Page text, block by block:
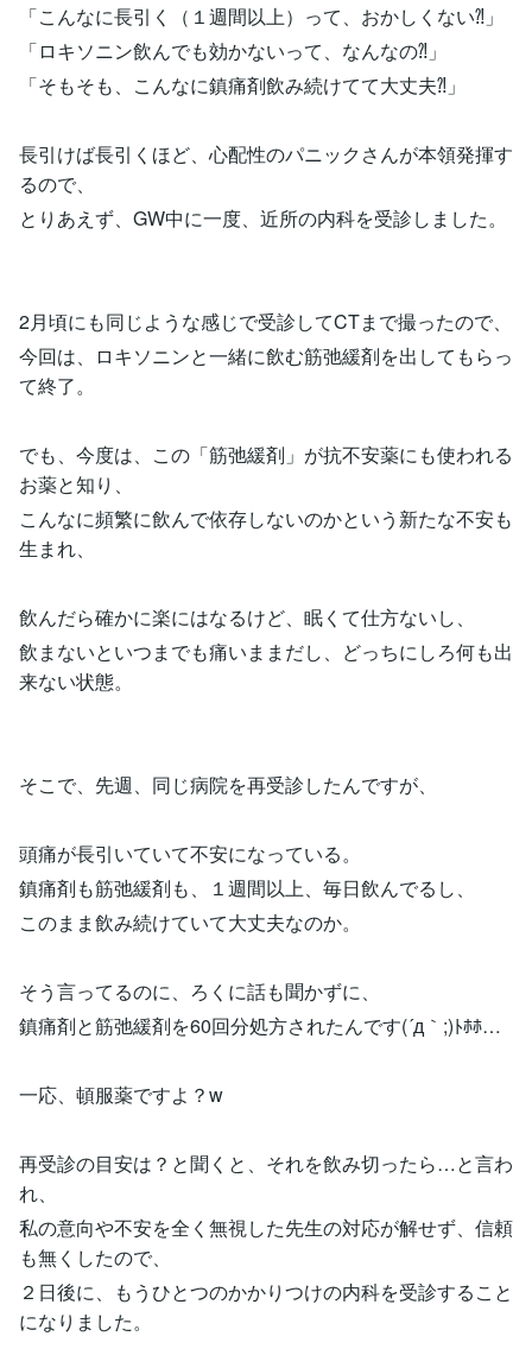
「こんなに長引く（１週間以上）って、おかしくない⁈」
「ロキソニン飲んでも効かないって、なんなの⁈」
「そもそも、こんなに鎮痛剤飲み続けてて大丈夫⁈」
長引けば長引くほど、心配性のパニックさんが本領発揮す
るので、
とりあえず、GW中に一度、近所の内科を受診しました。
2月頃にも同じような感じで受診してCTまで撮ったので、
今回は、ロキソニンと一緒に飲む筋弛緩剤を出してもらっ
て終了。
でも、今度は、この「筋弛緩剤」が抗不安薬にも使われる
お薬と知り、
こんなに頻繁に飲んで依存しないのかという新たな不安も
生まれ、
飲んだら確かに楽にはなるけど、眠くて仕方ないし、
飲まないといつまでも痛いままだし、どっちにしろ何も出
来ない状態。
そこで、先週、同じ病院を再受診したんですが、
頭痛が長引いていて不安になっている。
鎮痛剤も筋弛緩剤も、１週間以上、毎日飲んでるし、
このまま飲み続けていて大丈夫なのか。
そう言ってるのに、ろくに話も聞かずに、
鎮痛剤と筋弛緩剤を60回分処方されたんです(´д｀;)ﾄﾎﾎ…
一応、頓服薬ですよ？w
再受診の目安は？と聞くと、それを飲み切ったら…と言わ
れ、
私の意向や不安を全く無視した先生の対応が解せず、信頼
も無くしたので、
２日後に、もうひとつのかかりつけの内科を受診すること
になりました。